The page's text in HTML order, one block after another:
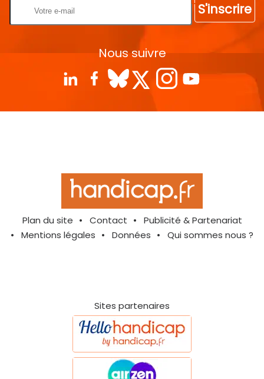
S'inscrire
Nous suivre
Plan du site Contact
Publicité & Partenariat
Mentions légales
Données Qui sommes nous ?
Sites partenaires